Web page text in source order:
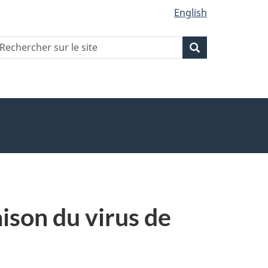
English
du virus de